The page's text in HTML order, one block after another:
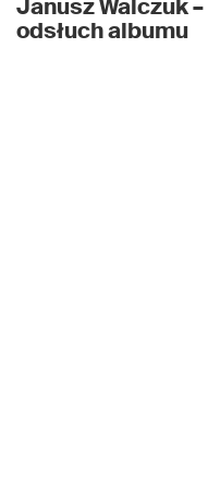
Janusz Walczuk –
odsłuch albumu